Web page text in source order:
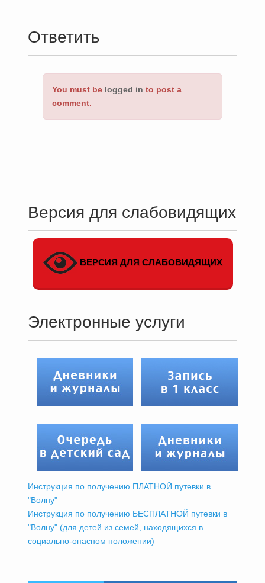
Ответить
You must be logged in to post a
comment.
Версия для слабовидящих
ВЕРСИЯ ДЛЯ СЛАБОВИДЯЩИХ
Электронные услуги
Инструкция по получению ПЛАТНОЙ путевки в
"Волну"
Инструкция по получению БЕСПЛАТНОЙ путевки в
"Волну" (для детей из семей, находящихся в
социально-опасном положении)